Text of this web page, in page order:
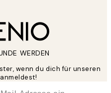
WERDEN
wenn du dich für unseren